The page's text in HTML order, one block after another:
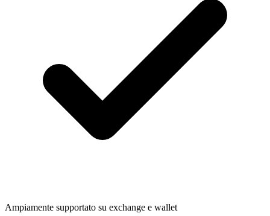
Ampiamente supportato su exchange e wallet